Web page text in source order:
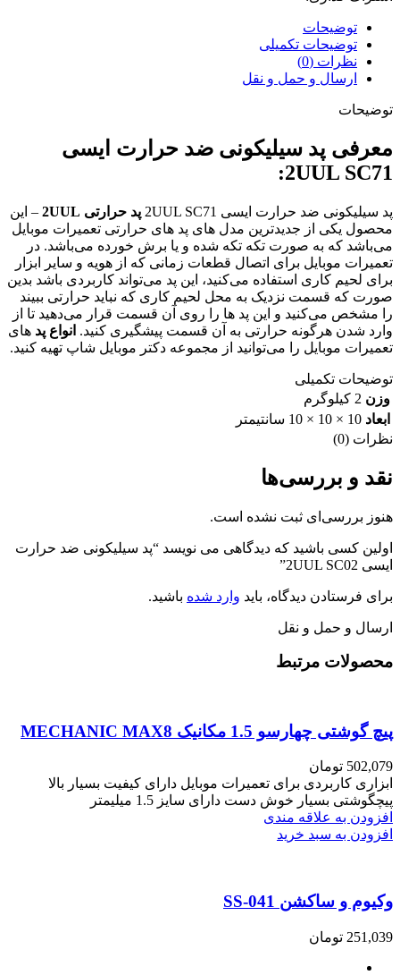
توضیحات
توضیحات تکمیلی
نظرات (0)
ارسال و حمل و نقل
توضیحات
معرفی پد سیلیکونی ضد حرارت ایسی
2UUL SC71:
پد سیلیکونی ضد حرارت ایسی 2UUL SC71 پد حرارتی 2UUL
– این
محصول یکی از جدیدترین مدل های پد های حرارتی تعمیرات موبایل
می‌باشد که به صورت تکه تکه شده و یا برش خورده می‌باشد. در
تعمیرات موبایل برای اتصال قطعات زمانی که از هویه و سایر ابزار
برای لحیم کاری استفاده می‌کنید، این پد می‌تواند کاربردی باشد بدین
صورت که قسمت نزدیک به محل لحیم کاری که نباید حرارتی ببیند
را مشخص می‌کنید و این پد ها را روی آن قسمت قرار می‌دهید تا از
وارد شدن هرگونه حرارتی به آن قسمت پیشگیری کنید. انواع پد های
تعمیرات موبایل را می‌توانید از مجموعه دکتر موبایل شاپ تهیه کنید.
توضیحات تکمیلی
وزن 2 کیلوگرم
ابعاد 10 × 10 × 10 سانتیمتر
نظرات (0)
نقد و بررسی‌ها
هنوز بررسی‌ای ثبت نشده است.
اولین کسی باشید که دیدگاهی می نویسد “پد سیلیکونی ضد حرارت
ایسی 2UUL SC02”
برای فرستادن دیدگاه، باید وارد شده باشید.
ارسال و حمل و نقل
محصولات مرتبط
پیچ گوشتی چهارسو 1.5 مکانیک MECHANIC MAX8
502,079 تومان
ابزاری کاربردی برای تعمیرات موبایل دارای کیفیت بسیار بالا
پیچگوشتی بسیار خوش دست دارای سایز 1.5 میلیمتر
افزودن به علاقه مندی
افزودن به سبد خرید
وکیوم و ساکشن SS-041
251,039 تومان